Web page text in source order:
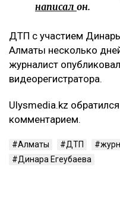
написал он.
ДТП с участием
Алматы несколько
журналист
видеорегистратора.
Ulysmedia.kz
комментарием.
Алматы ДТП
Динара Егеубаева